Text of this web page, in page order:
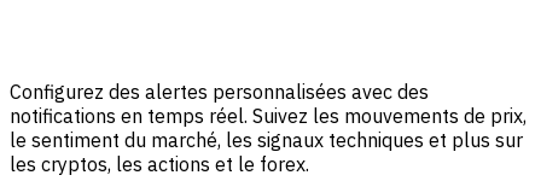
Configurez des alertes personnalisées avec des
notifications en temps réel. Suivez les mouvements de prix,
le sentiment du marché, les signaux techniques et plus sur
les cryptos, les actions et le forex.